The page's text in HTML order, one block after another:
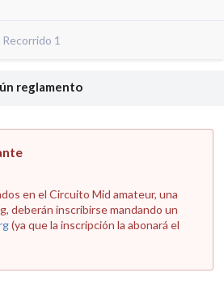
1
reglamento
en el Circuito Mid amateur, una
deberán inscribirse mandando un
(ya que la inscripción la abonará el